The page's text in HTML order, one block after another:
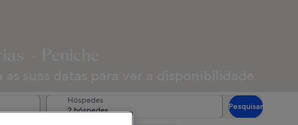
Hóspedes
2 hóspedes
Pesquisar